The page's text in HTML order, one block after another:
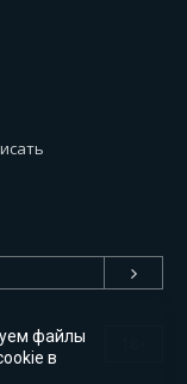
файлы
в